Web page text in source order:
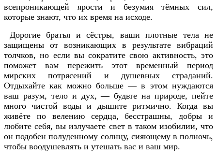
всепроникающей ярости и безумия тёмных сил,
которые знают, что их время на исходе.
Дорогие братья и сёстры, ваши плотные тела не
защищены от возникающих в результате вибраций
толчков, но если вы сократите свою активность, это
поможет вам пережить этот временный период
мирских потрясений и душевных страданий.
Отдыхайте как можно больше — в этом нуждаются
ваш разум, тело и дух, — будьте на природе, пейте
много чистой воды и дышите ритмично. Когда вы
живёте по велению сердца, бесстрашны, добры и
любите себя, вы излучаете свет в таком изобилии, что
он подобен полуденному солнцу, сияющему в полночь,
чтобы воодушевлять и утешать вас и ваш мир.